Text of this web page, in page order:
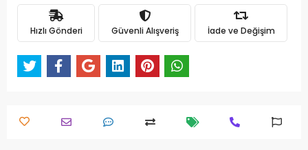
Hızlı Gönderi Güvenli Alışveriş İade ve Değişim